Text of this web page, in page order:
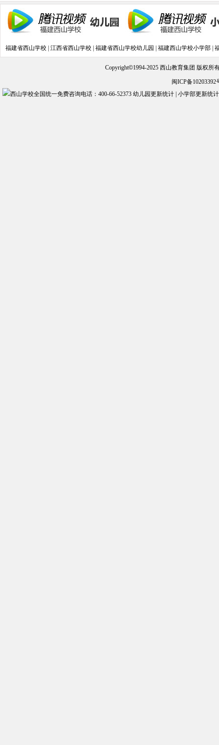
(2019-10-17)
福建省西山学校 江西省西山学校 福建省西山学校幼儿园 福建西山学校小学部
Copyright©1994-2025 西山教育集团 版权所
闽ICP备10203392
幼儿园更新统计| 小学部更新统计